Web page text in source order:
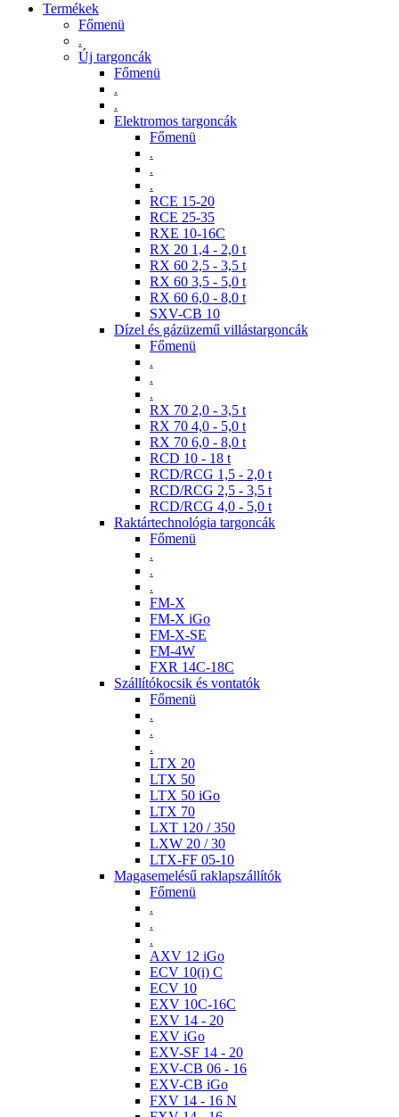
Termékek
Főmenü
.
Új targoncák
Főmenü
.
.
Elektromos targoncák
Főmenü
.
.
.
RCE 15-20
RCE 25-35
RXE 10-16C
RX 20 1,4 - 2,0 t
RX 60 2,5 - 3,5 t
RX 60 3,5 - 5,0 t
RX 60 6,0 - 8,0 t
SXV-CB 10
Dízel és gázüzemű villástargoncák
Főmenü
.
.
.
RX 70 2,0 - 3,5 t
RX 70 4,0 - 5,0 t
RX 70 6,0 - 8,0 t
RCD 10 - 18 t
RCD/RCG 1,5 - 2,0 t
RCD/RCG 2,5 - 3,5 t
RCD/RCG 4,0 - 5,0 t
Raktártechnológia targoncák
Főmenü
.
.
.
FM-X
FM-X iGo
FM-X-SE
FM-4W
FXR 14C-18C
Szállítókocsik és vontatók
Főmenü
.
.
.
LTX 20
LTX 50
LTX 50 iGo
LTX 70
LXT 120 / 350
LXW 20 / 30
LTX-FF 05-10
Magasemelésű raklapszállítók
Főmenü
.
.
.
AXV 12 iGo
ECV 10(i) C
ECV 10
EXV 10C-16C
EXV 14 - 20
EXV iGo
EXV-SF 14 - 20
EXV-CB 06 - 16
EXV-CB iGo
FXV 14 - 16 N